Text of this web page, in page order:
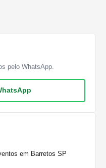
pelo WhatsApp.
em Barretos SP